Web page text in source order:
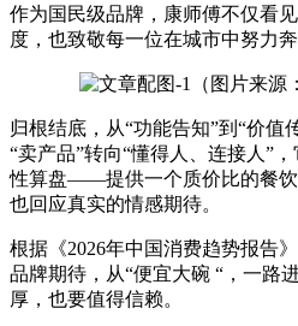
作为国民级品牌，康师傅不仅看
度，也致敬每一位在城市中努力
（图片来源
归根结底，从“功能告知”到“价值
“卖产品”转向“懂得人、连接人”
性算盘——提供一个质价比的餐饮
也回应真实的情感期待。
根据《2026年中国消费趋势报告
品牌期待，从“便宜大碗 “，一路
厚，也要值得信赖。